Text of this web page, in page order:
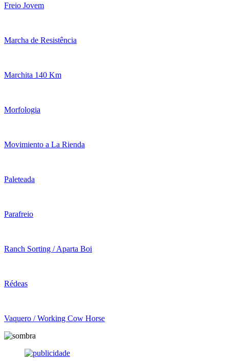
Freio Jovem
Marcha de Resistência
Marchita 140 Km
Morfologia
Movimiento a La Rienda
Paleteada
Parafreio
Ranch Sorting / Aparta Boi
Rédeas
Vaquero / Working Cow Horse